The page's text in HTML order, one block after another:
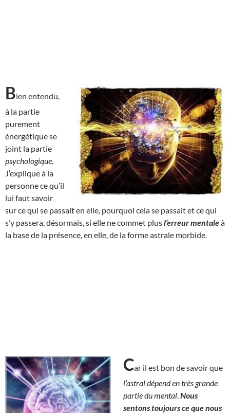
Bien entendu,
à la partie
purement
énergétique se
joint la partie
psychologique
J’explique à la
personne ce qu’il
lui faut savoir
sur ce qui se passait en elle, pourquoi cela se passait et ce qui
s’y passera, désormais, si elle ne commet plusl’erreur mentaleà
la base de la présence, en elle, de la forme astrale morbide.
Car il est bon de savoir que
l’astral dépend en très grande
partie du mental Nous
sentons toujours ce que nous